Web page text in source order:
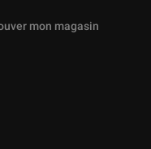
être proposées
mon magasin